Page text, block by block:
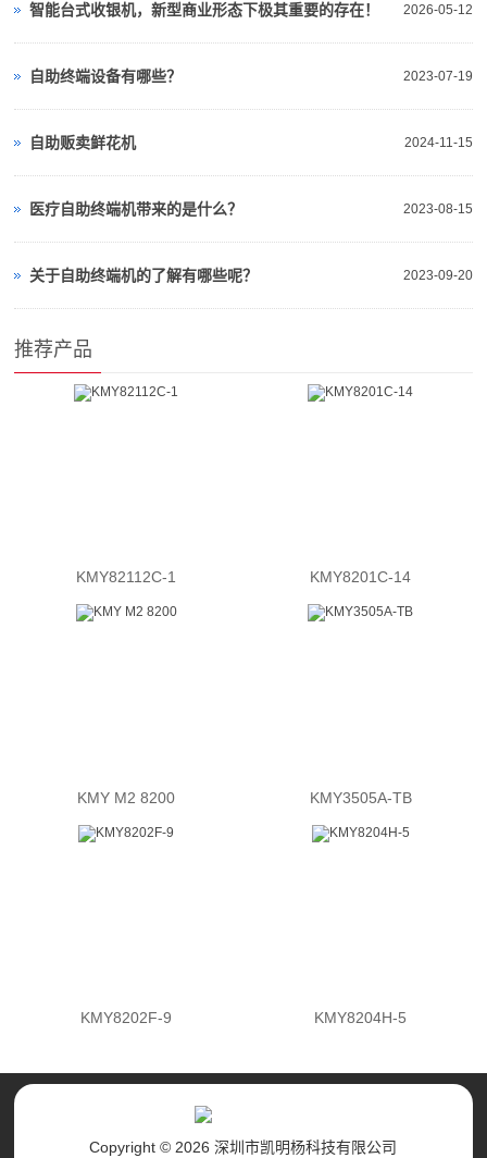
2026-05-12
智能台式收银机，新型商业形态下极其重要的存在！
2023-07-19
自助终端设备有哪些？
2024-11-15
自助贩卖鲜花机
2023-08-15
医疗自助终端机带来的是什么？
2023-09-20
关于自助终端机的了解有哪些呢？
推荐产品
KMY82112C-1 KMY8201C-14
KMY M2 8200 KMY3505A-TB
KMY8202F-9 KMY8204H-5
Copyright © 2026 深圳市凯明杨科技有限公司